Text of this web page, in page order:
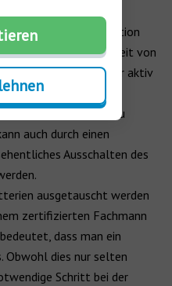
werden. Es gibt
eine Schnellladeoption
dem Akku eine Laufzeit von
Menschen, die sehr aktiv
Komfort,
Stelle austauschen zu
auch durch einen
Ausschalten des
ausgetauscht werden
zertifizierten Fachmann
dass man ein
Obwohl dies nur selten
Schritt bei der